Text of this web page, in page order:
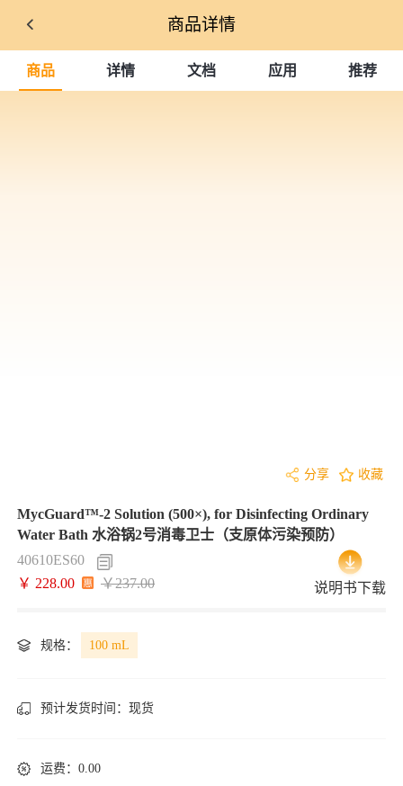
商品详情
商品 详情 文档 应用 推荐
分享 收藏
MycGuard™-2 Solution (500×), for Disinfecting Ordinary
Water Bath 水浴锅2号消毒卫士（支原体污染预防）
40610ES60
￥ 228.00
￥237.00 说明书下载
规格： 100 mL
预计发货时间： 现货
运费：0.00